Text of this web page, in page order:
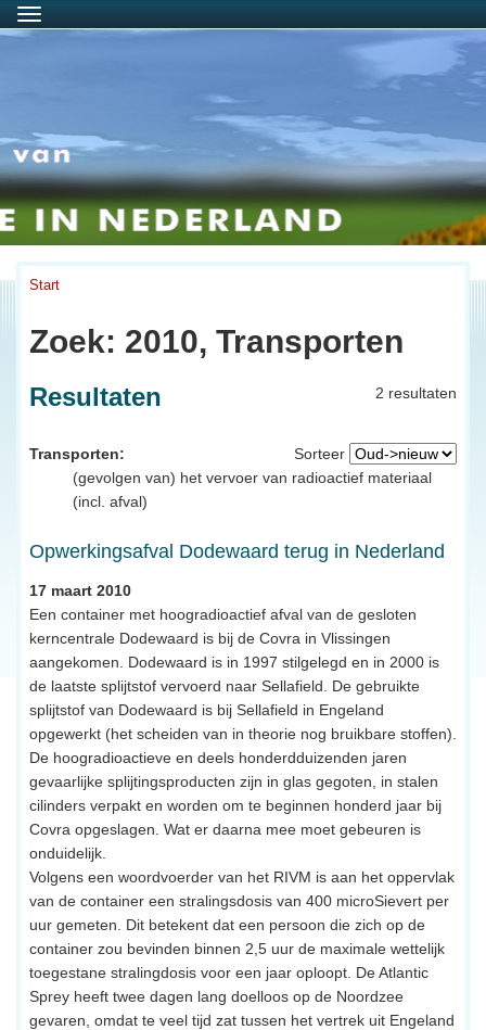
Menu
Start
Zoek: 2010, Transporten
2 resultaten
Resultaten
Sorteer
Transporten:
(gevolgen van) het vervoer van radioactief materiaal
(incl. afval)
Opwerkingsafval Dodewaard terug in Nederland
17 maart 2010
Een container met hoogradioactief afval van de gesloten
kerncentrale Dodewaard is bij de Covra in Vlissingen
aangekomen. Dodewaard is in 1997 stilgelegd en in 2000 is
de laatste splijtstof vervoerd naar Sellafield. De gebruikte
splijtstof van Dodewaard is bij Sellafield in Engeland
opgewerkt (het scheiden van in theorie nog bruikbare stoffen).
De hoogradioactieve en deels honderdduizenden jaren
gevaarlijke splijtingsproducten zijn in glas gegoten, in stalen
cilinders verpakt en worden om te beginnen honderd jaar bij
Covra opgeslagen. Wat er daarna mee moet gebeuren is
onduidelijk.
Volgens een woordvoerder van het RIVM is aan het oppervlak
van de container een stralingsdosis van 400 microSievert per
uur gemeten. Dit betekent dat een persoon die zich op de
container zou bevinden binnen 2,5 uur de maximale wettelijk
toegestane stralingdosis voor een jaar oploopt. De Atlantic
Sprey heeft twee dagen lang doelloos op de Noordzee
gevaren, omdat te veel tijd zat tussen het vertrek uit Engeland